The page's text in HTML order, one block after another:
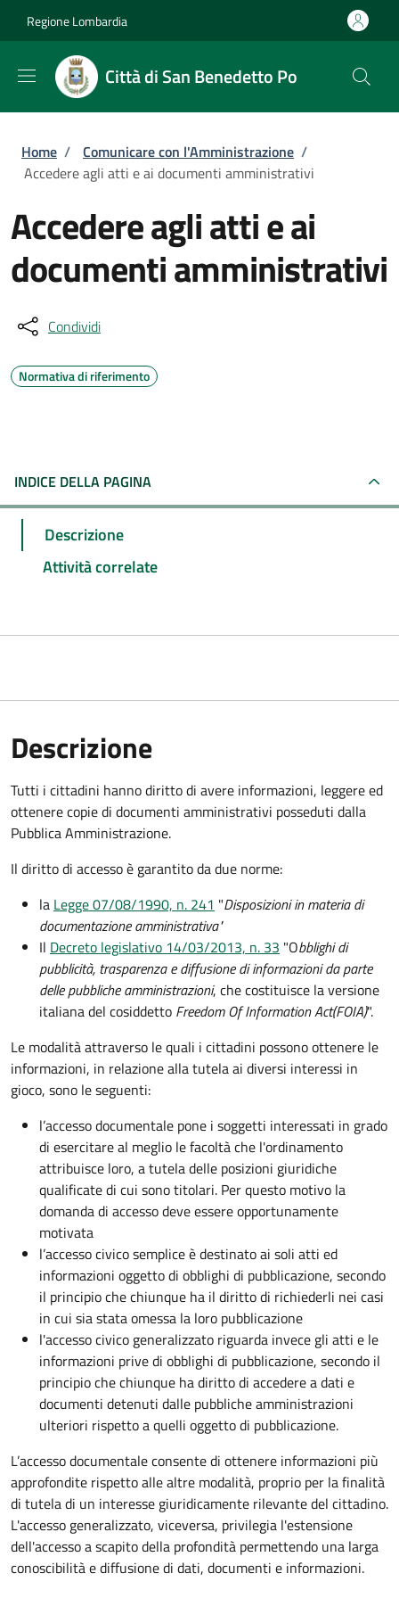
Regione Lombardia
Città di San Benedetto Po
Briciole di pane
Home / Comunicare con l'Amministrazione /
Accedere agli atti e ai documenti amministrativi
Accedere agli atti e ai
documenti amministrativi
Condividi
Normativa di riferimento
INDICE DELLA PAGINA
Descrizione
Attività correlate
Descrizione
Tutti i cittadini hanno diritto di avere informazioni, leggere ed
ottenere copie di documenti amministrativi posseduti dalla
Pubblica Amministrazione.
Il diritto di accesso è garantito da due norme:
la Legge 07/08/1990, n. 241 "Disposizioni in materia di
documentazione amministrativa"
Il Decreto legislativo 14/03/2013, n. 33 "Obblighi di
pubblicità, trasparenza e diffusione di informazioni da parte
delle pubbliche amministrazioni, che costituisce la versione
italiana del cosiddetto Freedom Of Information Act(FOIA)".
Le modalità attraverso le quali i cittadini possono ottenere le
informazioni, in relazione alla tutela ai diversi interessi in
gioco, sono le seguenti:
l’accesso documentale pone i soggetti interessati in grado
di esercitare al meglio le facoltà che l'ordinamento
attribuisce loro, a tutela delle posizioni giuridiche
qualificate di cui sono titolari. Per questo motivo la
domanda di accesso deve essere opportunamente
motivata
l’accesso civico semplice è destinato ai soli atti ed
informazioni oggetto di obblighi di pubblicazione, secondo
il principio che chiunque ha il diritto di richiederli nei casi
in cui sia stata omessa la loro pubblicazione
l'accesso civico generalizzato riguarda invece gli atti e le
informazioni prive di obblighi di pubblicazione, secondo il
principio che chiunque ha diritto di accedere a dati e
documenti detenuti dalle pubbliche amministrazioni
ulteriori rispetto a quelli oggetto di pubblicazione.
L’accesso documentale consente di ottenere informazioni più
approfondite rispetto alle altre modalità, proprio per la finalità
di tutela di un interesse giuridicamente rilevante del cittadino.
L'accesso generalizzato, viceversa, privilegia l'estensione
dell'accesso a scapito della profondità permettendo una larga
conoscibilità e diffusione di dati, documenti e informazioni.